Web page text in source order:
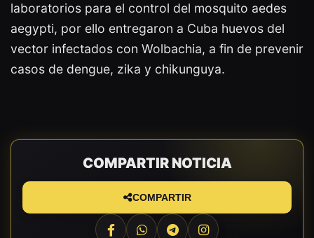
laboratorios para el control del mosquito aedes
aegypti, por ello entregaron a Cuba huevos del
vector infectados con Wolbachia, a fin de prevenir
casos de dengue, zika y chikunguya.
COMPARTIR NOTICIA
COMPARTIR